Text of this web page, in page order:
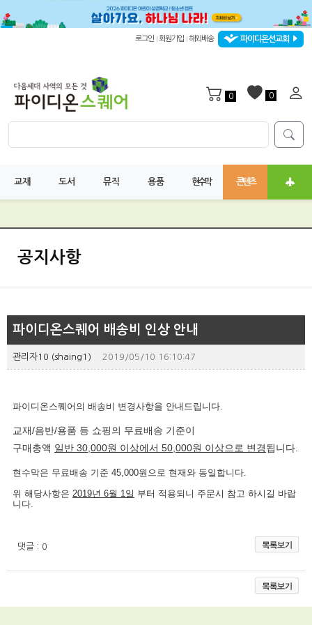
로그인 회원가입 해외배송 파이디온선교회
0 0
교재 도서 뮤직 용품 현수막 콘텐츠
공지사항
파이디온스퀘어 배송비 인상 안내
관리자10 (shaing1) 2019/05/10 16:10:47
파이디온스퀘어의 배송비 변경사항을 안내드립니다.
교재/음반/용품 등 쇼핑의 무료배송 기준이
구매총액 일반 30,000원 이상에서 50,000원 이상으로 변경됩니다.
현수막은 무료배송 기준 45,000원으로 현재와 동일합니다.
위 해당사항은 2019년 6월 1일 부터 적용되니 주문시 참고 하시길 바랍
니다.
댓글 : 0